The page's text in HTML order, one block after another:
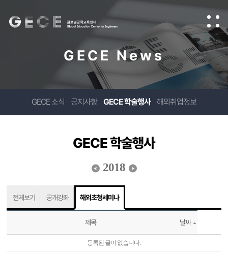
GECE News
GECE 소식 공지사항 GECE 학술행사 해외취업정보
GECE 학술행사
2018
전체보기 공개강좌 해외초청세미나
제목 날짜
등록된 글이 없습니다.